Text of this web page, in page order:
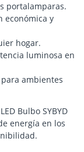
portalamparas.
económica y
hogar.
luminosa en
ambientes
Bulbo SYBYD
energía en los